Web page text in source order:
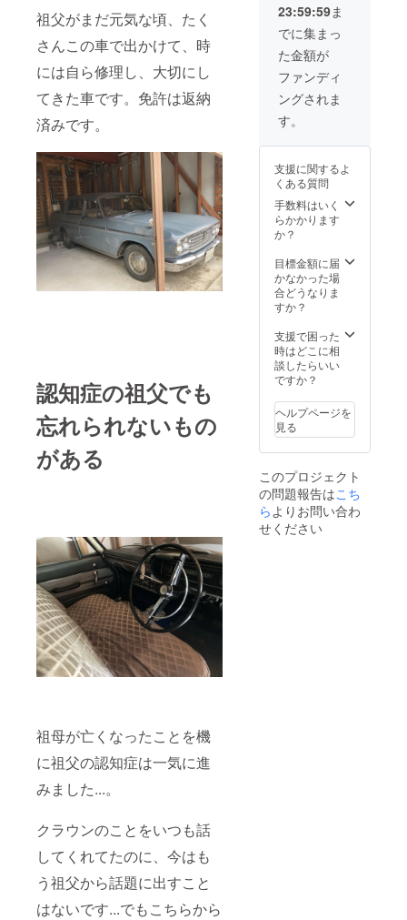
祖父がまだ元気な頃、たく
さんこの車で出かけて、時
には自ら修理し、大切にし
てきた車です。免許は返納
済みです。
認知症の祖父でも
忘れられないもの
がある
祖母が亡くなったことを機
に祖父の認知症は一気に進
みました...。
クラウンのことをいつも話
してくれてたのに、今はも
う祖父から話題に出すこと
はないです...でもこちらから
23:59:59ま
でに集まっ
た金額が
ファンディ
ングされま
す。
支援に関するよ
くある質問
手数料はいく
らかかります
か？
目標金額に届
かなかった場
合どうなりま
すか？
支援で困った
時はどこに相
談したらいい
ですか？
ヘルプページを
見る
このプロジェクト
の問題報告はこち
らよりお問い合わ
せください